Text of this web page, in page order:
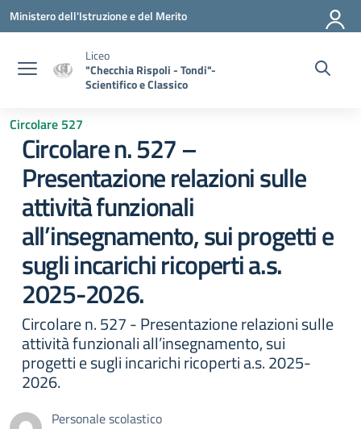
Vai ai contenuti
Vai al menu di navigazione
Vai al footer
Ministero dell'Istruzione e del Merito
Liceo
"Checchia Rispoli - Tondi"-
Scientifico e Classico
Circolare 527
Circolare n. 527 –
Presentazione relazioni sulle
attività funzionali
all’insegnamento, sui progetti e
sugli incarichi ricoperti a.s.
2025-2026.
Circolare n. 527 - Presentazione relazioni sulle
attività funzionali all’insegnamento, sui
progetti e sugli incarichi ricoperti a.s. 2025-
2026.
Personale scolastico